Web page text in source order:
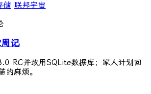
储 联邦宇宙
记
RC并改用SQLite数据库；家人计划回
的麻烦。